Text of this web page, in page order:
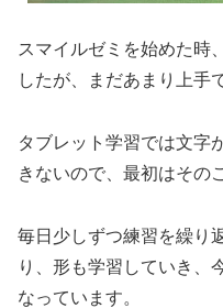
スマイルゼミを始めた時
したが、まだあまり上手
タブレット学習では文字
きないので、最初はその
毎日少しずつ練習を繰り
り、形も学習していき、
なっています。